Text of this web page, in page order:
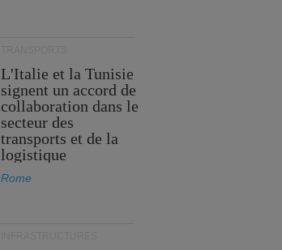
L'Italie et la Tunisie
signent un accord de
collaboration dans le
secteur des
transports et de la
logistique
Rome